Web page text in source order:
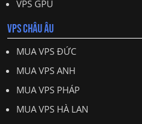
VPS GPU
VPS CHÂU ÂU
MUA VPS ĐỨC
MUA VPS ANH
MUA VPS PHÁP
MUA VPS HÀ LAN